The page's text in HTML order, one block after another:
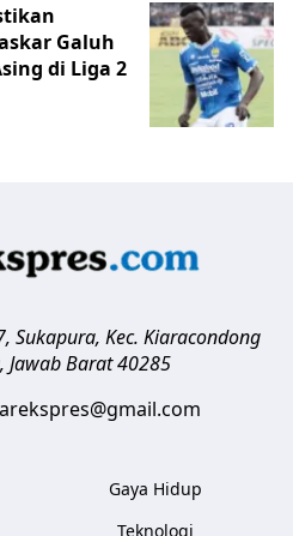
Galuh
di Liga 2
Sukapura, Kec. Kiaracondong
, Jawab Barat 40285
Gaya Hidup
Teknologi